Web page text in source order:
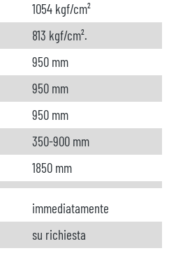
1054 kgf/cm²
813 kgf/cm².
950 mm
950 mm
950 mm
350-900 mm
1850 mm
immediatamente
su richiesta